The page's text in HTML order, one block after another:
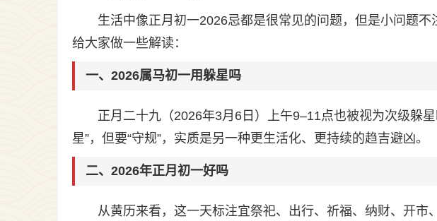
生活中像正月初一2026忌都是很常见的问题，但是小问题
给大家做一些解读：
一、2026属马初一用躲星吗
正月二十九（2026年3月6日）上午9–11点也被视为次级躲
星”，但要“守规”，实质是另一种更生活化、更持续的趋吉避凶。
二、2026年正月初一好吗
从黄历来看，这一天标注宜祭祀、出行、祈福、纳财、开市